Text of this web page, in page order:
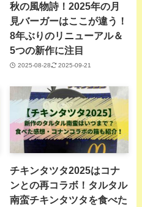
秋の風物詩！2025年の月
見バーガーはここが違う！
8年ぶりのリニューアル＆
5つの新作に注目
2025-08-28 2025-09-21
チキンタツタ2025はコナ
ンとの再コラボ！タルタル
南蛮チキンタツタを食べた